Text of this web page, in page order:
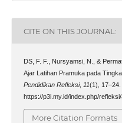
CITE ON THIS JOURNAL:
DS, F. F., Nursyamsi, N., &
Ajar Latihan Pramuka pada
Pendidikan Refleksi, 11(1),
https://p3i.my.id/index.php/
More Citation Formats